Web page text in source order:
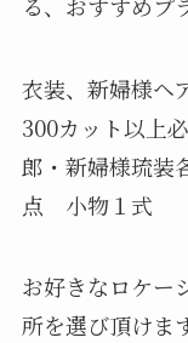
衣装、新婦様ヘ
300カット以上
郎・新婦様琉装
点 小物１式
お好きなロケー
所を選び頂けま